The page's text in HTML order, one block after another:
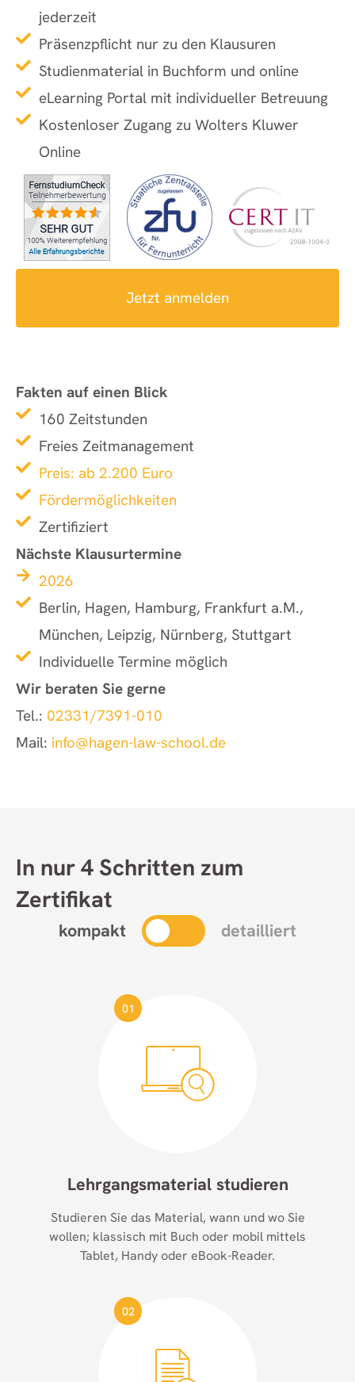
jederzeit
Präsenzpflicht nur zu den Klausuren
Studienmaterial in Buchform und online
eLearning Portal mit individueller Betreuung
Kostenloser Zugang zu Wolters Kluwer
Online
Jetzt anmelden
Fakten auf einen Blick
160 Zeitstunden
Freies Zeitmanagement
Preis: ab 2.200 Euro
Fördermöglichkeiten
Zertifiziert
Nächste Klausurtermine
2026
Berlin, Hagen, Hamburg, Frankfurt a.M.,
München, Leipzig, Nürnberg, Stuttgart
Individuelle Termine möglich
Wir beraten Sie gerne
Tel.: 02331/7391-010
Mail: info@hagen-law-school.de
In nur 4 Schritten zum
Zertifikat
kompakt detailliert
01
Lehrgangsmaterial studieren
Studieren Sie das Material, wann und wo Sie
wollen; klassisch mit Buch oder mobil mittels
Tablet, Handy oder eBook-Reader.
02